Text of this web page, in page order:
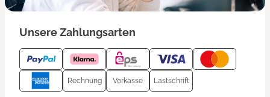
Unsere Zahlungsarten
Rechnung Vorkasse Lastschrift